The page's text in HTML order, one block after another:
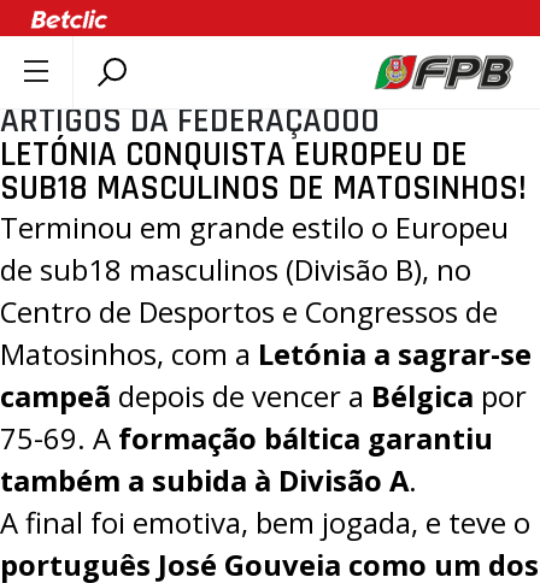
SOBRE A FPB
DOCUMENTOS
ÚLTIMAS
COMPETIÇÕES
ASSOCIAÇÕES
CLUBES
AGENTES
AGENDA
SELEÇÕES
MINIBASQUETE
ÁREA TÉCNICA
PROJETOS
ARTIGOS DA FEDERAÇÃOOO
LETÓNIA CONQUISTA EUROPEU DE
SUB18 MASCULINOS DE MATOSINHOS!
Terminou em grande estilo o Europeu
de sub18 masculinos (Divisão B), no
Centro de Desportos e Congressos de
Matosinhos, com a Letónia a sagrar-se
campeã depois de vencer a Bélgica por
75-69. A formação báltica garantiu
também a subida à Divisão A.
A final foi emotiva, bem jogada, e teve o
português José Gouveia como um dos